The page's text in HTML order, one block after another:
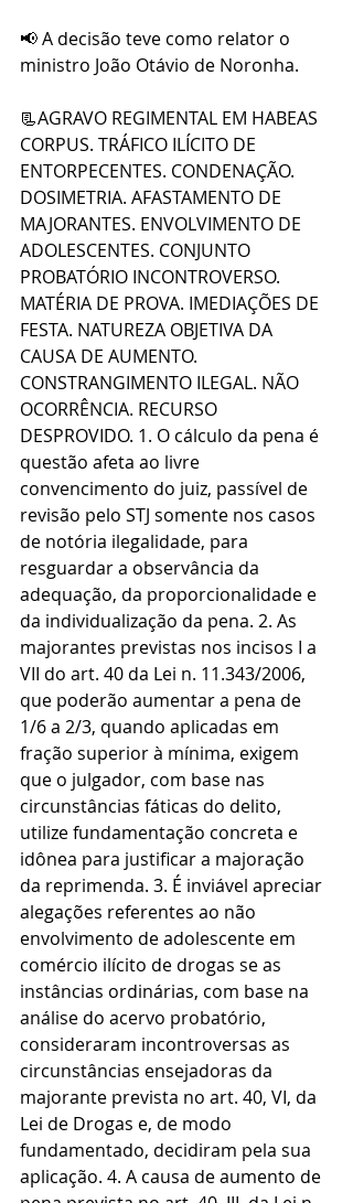
📢 A decisão teve como relator o
ministro João Otávio de Noronha.
📃AGRAVO REGIMENTAL EM HABEAS
CORPUS. TRÁFICO ILÍCITO DE
ENTORPECENTES. CONDENAÇÃO.
DOSIMETRIA. AFASTAMENTO DE
MAJORANTES. ENVOLVIMENTO DE
ADOLESCENTES. CONJUNTO
PROBATÓRIO INCONTROVERSO.
MATÉRIA DE PROVA. IMEDIAÇÕES DE
FESTA. NATUREZA OBJETIVA DA
CAUSA DE AUMENTO.
CONSTRANGIMENTO ILEGAL. NÃO
OCORRÊNCIA. RECURSO
DESPROVIDO. 1. O cálculo da pena é
questão afeta ao livre
convencimento do juiz, passível de
revisão pelo STJ somente nos casos
de notória ilegalidade, para
resguardar a observância da
adequação, da proporcionalidade e
da individualização da pena. 2. As
majorantes previstas nos incisos I a
VII do art. 40 da Lei n. 11.343/2006,
que poderão aumentar a pena de
1/6 a 2/3, quando aplicadas em
fração superior à mínima, exigem
que o julgador, com base nas
circunstâncias fáticas do delito,
utilize fundamentação concreta e
idônea para justificar a majoração
da reprimenda. 3. É inviável apreciar
alegações referentes ao não
envolvimento de adolescente em
comércio ilícito de drogas se as
instâncias ordinárias, com base na
análise do acervo probatório,
consideraram incontroversas as
circunstâncias ensejadoras da
majorante prevista no art. 40, VI, da
Lei de Drogas e, de modo
fundamentado, decidiram pela sua
aplicação. 4. A causa de aumento de